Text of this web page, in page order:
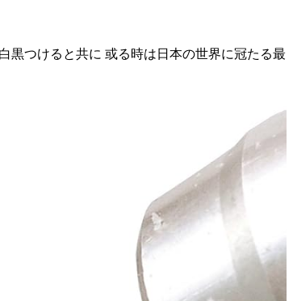
黒つけると共に 或る時は日本の世界に冠たる最